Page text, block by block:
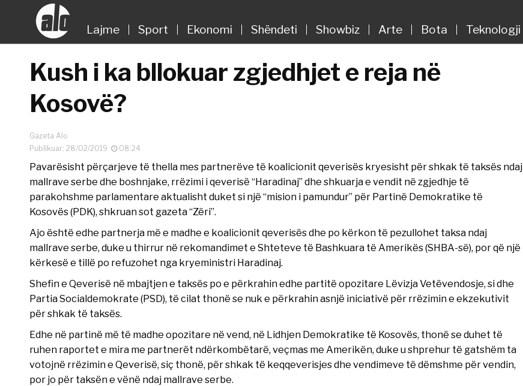
Lajme Sport Ekonomi Shëndeti Showbiz Arte Bota Teknologji
Kush i ka bllokuar zgjedhjet e reja në
Kosovë?
Gazeta Alo
Publikuar: 28/02/2019
08:24
Pavarësisht përçarjeve të thella mes partnerëve të koalicionit qeverisës kryesisht për shkak të taksës ndaj
mallrave serbe dhe boshnjake, rrëzimi i qeverisë “Haradinaj” dhe shkuarja e vendit në zgjedhje të
parakohshme parlamentare aktualisht duket si një “mision i pamundur” për Partinë Demokratike të
Kosovës (PDK), shkruan sot gazeta “Zëri”.
Ajo është edhe partnerja më e madhe e koalicionit qeverisës dhe po kërkon të pezullohet taksa ndaj
mallrave serbe, duke u thirrur në rekomandimet e Shteteve të Bashkuara të Amerikës (SHBA-së), por që një
kërkesë e tillë po refuzohet nga kryeministri Haradinaj.
Shefin e Qeverisë në mbajtjen e taksës po e përkrahin edhe partitë opozitare Lëvizja Vetëvendosje, si dhe
Partia Socialdemokrate (PSD), të cilat thonë se nuk e përkrahin asnjë iniciativë për rrëzimin e ekzekutivit
për shkak të taksës.
Edhe në partinë më të madhe opozitare në vend, në Lidhjen Demokratike të Kosovës, thonë se duhet të
ruhen raportet e mira me partnerët ndërkombëtarë, veçmas me Amerikën, duke u shprehur të gatshëm ta
votojnë rrëzimin e Qeverisë, siç thonë, për shkak të keqqeverisjes dhe vendimeve të dëmshme për vendin,
por jo për taksën e vënë ndaj mallrave serbe.